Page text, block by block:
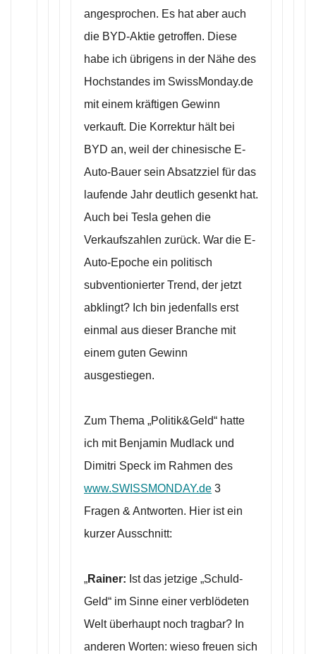
angesprochen. Es hat aber auch
die BYD-Aktie getroffen. Diese
habe ich übrigens in der Nähe des
Hochstandes im SwissMonday.de
mit einem kräftigen Gewinn
verkauft. Die Korrektur hält bei
BYD an, weil der chinesische E-
Auto-Bauer sein Absatzziel für das
laufende Jahr deutlich gesenkt hat.
Auch bei Tesla gehen die
Verkaufszahlen zurück. War die E-
Auto-Epoche ein politisch
subventionierter Trend, der jetzt
abklingt? Ich bin jedenfalls erst
einmal aus dieser Branche mit
einem guten Gewinn
ausgestiegen.
Zum Thema „Politik&Geld“ hatte
ich mit Benjamin Mudlack und
Dimitri Speck im Rahmen des
www.SWISSMONDAY.de 3
Fragen & Antworten. Hier ist ein
kurzer Ausschnitt:
„Rainer: Ist das jetzige „Schuld-
Geld“ im Sinne einer verblödeten
Welt überhaupt noch tragbar? In
anderen Worten: wieso freuen sich